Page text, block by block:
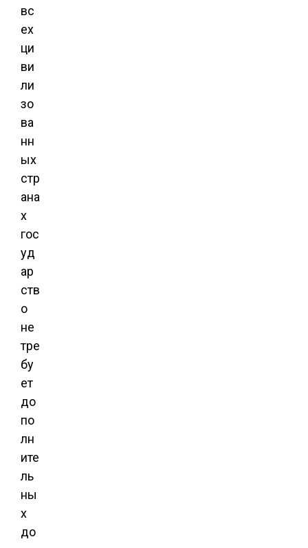
вс
ех
ци
ви
ли
зо
ва
нн
ых
стр
ана
х
гос
уд
ар
ств
о
не
тре
бу
ет
до
по
лн
ите
ль
ны
х
до